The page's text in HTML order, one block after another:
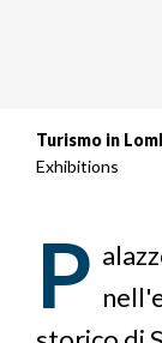
pane
Turismo in
Exhibitions
P